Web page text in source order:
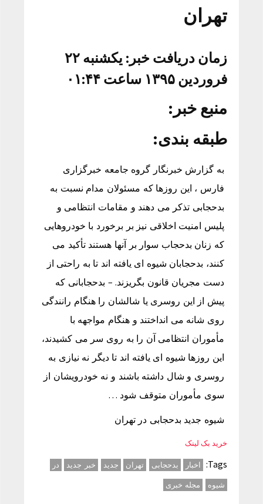
تهران
زمان دریافت خبر: یکشنبه ۲۲
فروردین ۱۳۹۵ ساعت ۰۱:۴۴
منبع خبر:
طبقه بندی:
به گزارش خبرنگار گروه جامعه خبرگزاری
فارس ، این روزها که مسئولان مدام نسبت به
بدحجابی تذکر می دهند و مقامات انتظامی و
پلیس امنیت اخلاقی نیز بر برخورد با خودروهایی
که زنان بدحجاب سوار بر آنها هستند تأکید می
کنند، بدحجابان شیوه ای یافته اند تا به راحتی از
دست مجریان قانون بگریزند. – بدحجابانی که
پیش از این روسری یا شالشان را هنگام رانندگی
روی شانه می انداختند و هنگام مواجهه با
مأموران انتظامی آن را به روی سر می کشیدند،
این روزها شیوه ای یافته اند تا دیگر نه نیازی به
روسری و شال داشته باشند و نه خودرویشان از
سوی مأموران متوقف شود …
شیوه جدید بدحجابی در تهران
خرید بک لینک
Tags: اخبار بدحجابی تهران جدید خبر جدید
در
شیوه
مجله خبری